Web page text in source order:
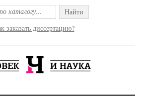
Найти
заказать диссертацию?